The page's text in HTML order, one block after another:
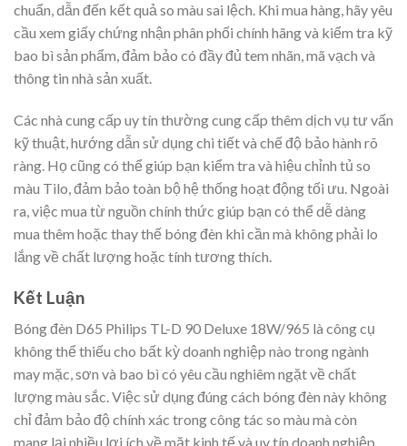
chuẩn, dẫn đến kết quả so màu sai lệch. Khi mua hàng, hãy yêu
cầu xem giấy chứng nhận phân phối chính hãng và kiểm tra kỹ
bao bì sản phẩm, đảm bảo có đầy đủ tem nhãn, mã vạch và
thông tin nhà sản xuất.
Các nhà cung cấp uy tín thường cung cấp thêm dịch vụ tư vấn
kỹ thuật, hướng dẫn sử dụng chi tiết và chế độ bảo hành rõ
ràng. Họ cũng có thể giúp bạn kiểm tra và hiệu chỉnh tủ so
màu Tilo, đảm bảo toàn bộ hệ thống hoạt động tối ưu. Ngoài
ra, việc mua từ nguồn chính thức giúp bạn có thể dễ dàng
mua thêm hoặc thay thế bóng đèn khi cần mà không phải lo
lắng về chất lượng hoặc tính tương thích.
Kết Luận
Bóng đèn D65 Philips TL-D 90 Deluxe 18W/965 là công cụ
không thể thiếu cho bất kỳ doanh nghiệp nào trong ngành
may mặc, sơn và bao bì có yêu cầu nghiêm ngặt về chất
lượng màu sắc. Việc sử dụng đúng cách bóng đèn này không
chỉ đảm bảo độ chính xác trong công tác so màu mà còn
mang lại nhiều lợi ích về mặt kinh tế và uy tín doanh nghiệp.